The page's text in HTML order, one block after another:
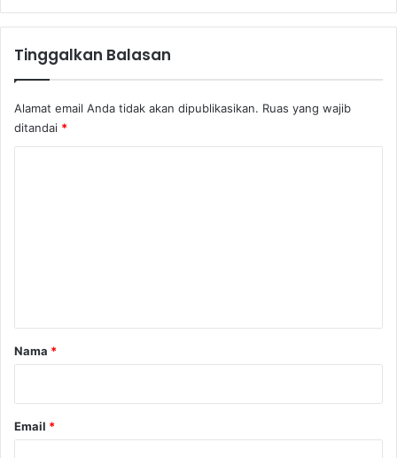
4
n
B
n
k
Tinggalkan Balasan
Alamat email Anda tidak akan dipublikasikan. Ruas yang wajib
ditandai *
r
Nama *
Email *